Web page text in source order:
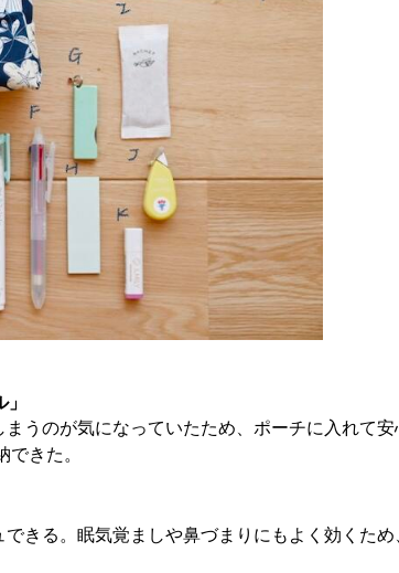
うのが気になっていたため、ポーチに入れて安
きた。
きる。眠気覚ましや鼻づまりにもよく効くため